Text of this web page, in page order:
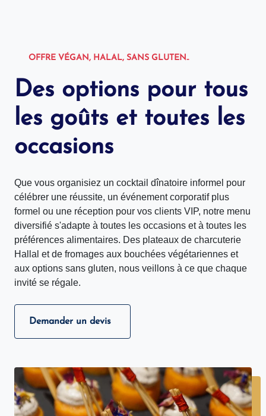
OFFRE VÉGAN, HALAL, SANS GLUTEN..
Des options pour tous
les goûts et toutes les
occasions
Que vous organisiez un cocktail dînatoire informel pour
célébrer une réussite, un événement corporatif plus
formel ou une réception pour vos clients VIP, notre menu
diversifié s'adapte à toutes les occasions et à toutes les
préférences alimentaires. Des plateaux de charcuterie
Hallal et de fromages aux bouchées végétariennes et
aux options sans gluten, nous veillons à ce que chaque
invité se régale.
Demander un devis